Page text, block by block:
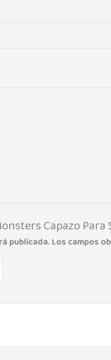
Capazo
publicada.Los campos